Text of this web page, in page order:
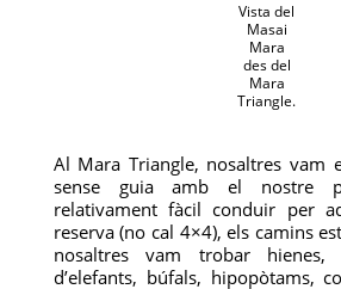
Vista del
Masai
Mara
des del
Mara
Triangle.
Al Mara Triangle, nosaltres vam
sense guia amb el nostre
relativament fàcil conduir per
reserva (no cal 4×4), els camins
nosaltres vam trobar hienes,
d’elefants, búfals, hipopòtams,